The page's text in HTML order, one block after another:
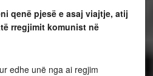
qenë pjesë e asaj viajtje, atij
rregjimit komunist në
edhe unë nga ai regjim